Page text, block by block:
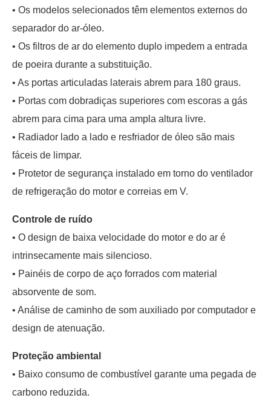
• Os modelos selecionados têm elementos externos do
separador do ar-óleo.
• Os filtros de ar do elemento duplo impedem a entrada
de poeira durante a substituição.
• As portas articuladas laterais abrem para 180 graus.
• Portas com dobradiças superiores com escoras a gás
abrem para cima para uma ampla altura livre.
• Radiador lado a lado e resfriador de óleo são mais
fáceis de limpar.
• Protetor de segurança instalado em torno do ventilador
de refrigeração do motor e correias em V.
Controle de ruído
• O design de baixa velocidade do motor e do ar é
intrinsecamente mais silencioso.
• Painéis de corpo de aço forrados com material
absorvente de som.
• Análise de caminho de som auxiliado por computador e
design de atenuação.
Proteção ambiental
• Baixo consumo de combustível garante uma pegada de
carbono reduzida.